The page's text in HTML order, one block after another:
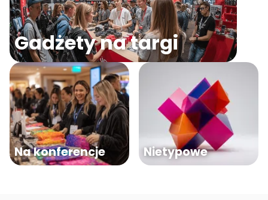
Gadżety na targi
Na konferencje Nietypowe